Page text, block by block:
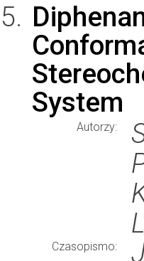
System
Autorzy:
Czasopismo: